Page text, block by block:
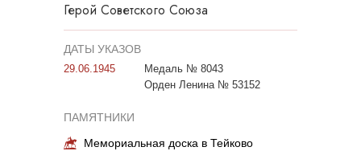
Герой Советского Союза
ДАТЫ УКАЗОВ
29.06.1945
Медаль № 8043
Орден Ленина № 53152
ПАМЯТНИКИ
Мемориальная доска в Тейково